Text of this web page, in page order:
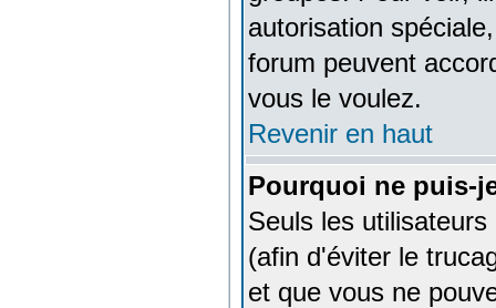
autorisation
forum peuvent
vous le voulez.
Revenir en haut
Pourquoi ne puis-
Seuls les
(afin d'éviter le
et que vous ne